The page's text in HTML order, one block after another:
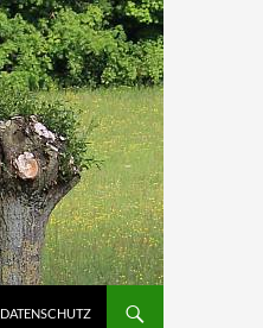
DATENSCHUTZ